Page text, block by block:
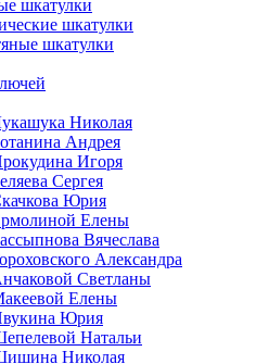
шкатулки
шкатулки
шкатулки
Николая
Андрея
Игоря
Сергея
Юрия
Елены
Вячеслава
Александра
Светланы
Елены
Юрия
Натальи
Николая